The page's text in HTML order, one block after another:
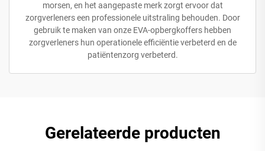
morsen, en het aangepaste merk zorgt ervoor dat
zorgverleners een professionele uitstraling behouden. Door
gebruik te maken van onze EVA-opbergkoffers hebben
zorgverleners hun operationele efficiëntie verbeterd en de
patiëntenzorg verbeterd.
Gerelateerde producten